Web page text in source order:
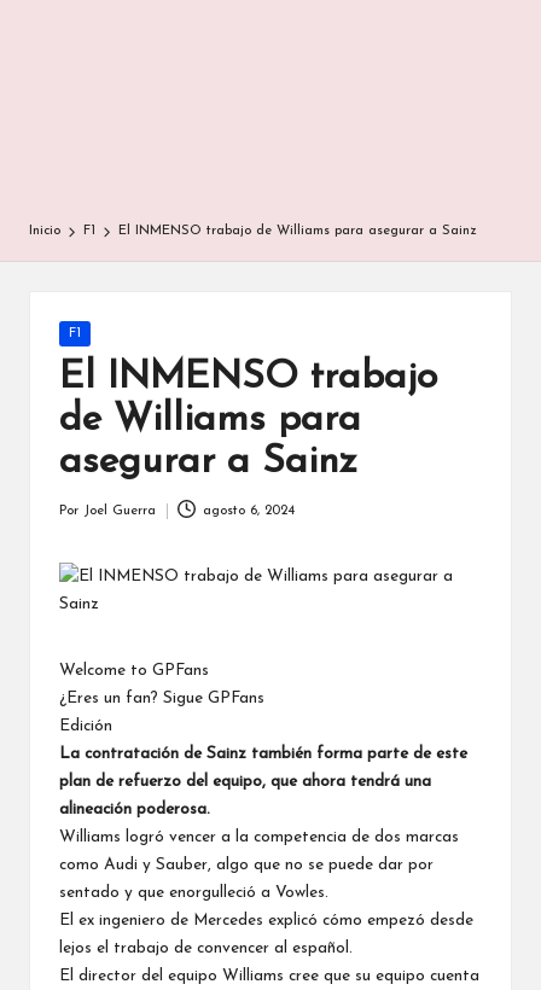
Inicio F1 El INMENSO trabajo de Williams para asegurar a Sainz
Publicada
en
F1
El INMENSO trabajo
de Williams para
asegurar a Sainz
Por Joel Guerra agosto 6, 2024
Welcome to GPFans
¿Eres un fan? Sigue GPFans
Edición
La contratación de Sainz también forma parte de este
plan de refuerzo del equipo, que ahora tendrá una
alineación poderosa.
Williams logró vencer a la competencia de dos marcas
como Audi y Sauber, algo que no se puede dar por
sentado y que enorgulleció a Vowles.
El ex ingeniero de Mercedes explicó cómo empezó desde
lejos el trabajo de convencer al español.
El director del equipo Williams cree que su equipo cuenta